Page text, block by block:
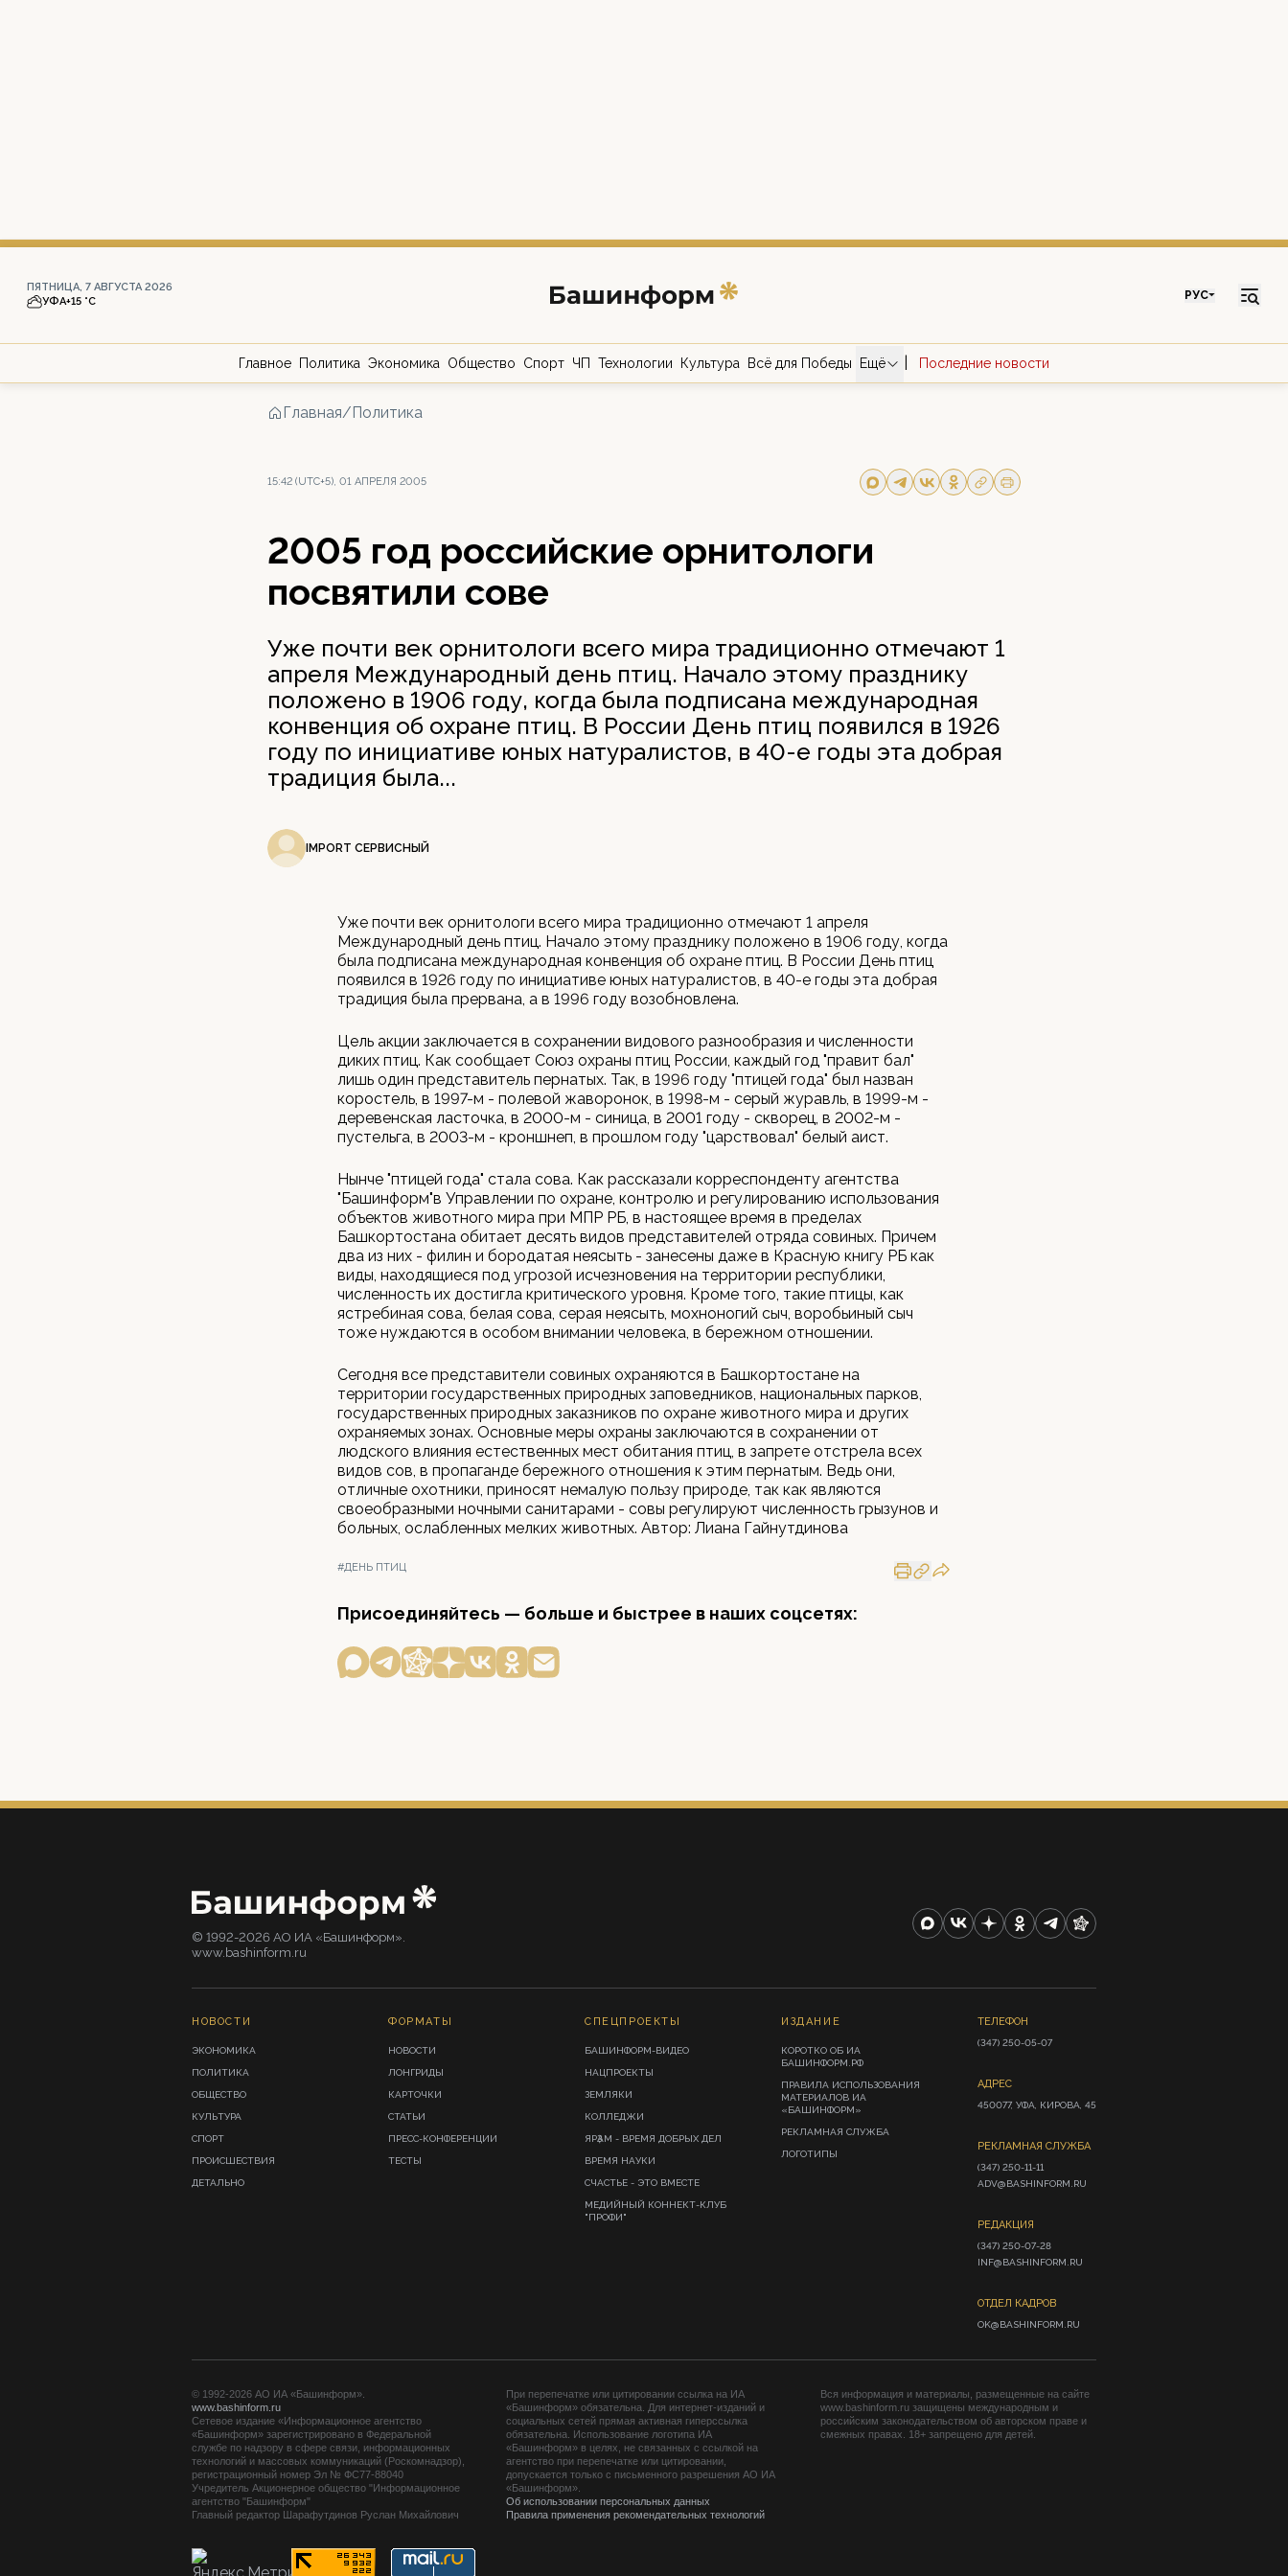
ПЯТНИЦА, 7 АВГУСТА 2026
УФА+15 °С РУС
Главное Политика Экономика Общество Спорт ЧП Технологии Культура Всё для Победы Ещё Последние новости
Главная/Политика
15:42 (UTC+5), 01 АПРЕЛЯ 2005
2005 год российские орнитологи
посвятили сове
Уже почти век орнитологи всего мира традиционно отмечают 1
апреля Международный день птиц. Начало этому празднику
положено в 1906 году, когда была подписана международная
конвенция об охране птиц. В России День птиц появился в 1926
году по инициативе юных натуралистов, в 40-е годы эта добрая
традиция была...
IMPORT СЕРВИСНЫЙ
Уже почти век орнитологи всего мира традиционно отмечают 1 апреля
Международный день птиц. Начало этому празднику положено в 1906 году, когда
была подписана международная конвенция об охране птиц. В России День птиц
появился в 1926 году по инициативе юных натуралистов, в 40-е годы эта добрая
традиция была прервана, а в 1996 году возобновлена.
Цель акции заключается в сохранении видового разнообразия и численности
диких птиц. Как сообщает Союз охраны птиц России, каждый год "правит бал"
лишь один представитель пернатых. Так, в 1996 году "птицей года" был назван
коростель, в 1997-м - полевой жаворонок, в 1998-м - серый журавль, в 1999-м -
деревенская ласточка, в 2000-м - синица, в 2001 году - скворец, в 2002-м -
пустельга, в 2003-м - кроншнеп, в прошлом году "царствовал" белый аист.
Нынче "птицей года" стала сова. Как рассказали корреспонденту агентства
"Башинформ"в Управлении по охране, контролю и регулированию использования
объектов животного мира при МПР РБ, в настоящее время в пределах
Башкортостана обитает десять видов представителей отряда совиных. Причем
два из них - филин и бородатая неясыть - занесены даже в Красную книгу РБ как
виды, находящиеся под угрозой исчезновения на территории республики,
численность их достигла критического уровня. Кроме того, такие птицы, как
ястребиная сова, белая сова, серая неясыть, мохноногий сыч, воробьиный сыч
тоже нуждаются в особом внимании человека, в бережном отношении.
Сегодня все представители совиных охраняются в Башкортостане на
территории государственных природных заповедников, национальных парков,
государственных природных заказников по охране животного мира и других
охраняемых зонах. Основные меры охраны заключаются в сохранении от
людского влияния естественных мест обитания птиц, в запрете отстрела всех
видов сов, в пропаганде бережного отношения к этим пернатым. Ведь они,
отличные охотники, приносят немалую пользу природе, так как являются
своеобразными ночными санитарами - совы регулируют численность грызунов и
больных, ослабленных мелких животных. Автор: Лиана Гайнутдинова
#ДЕНЬ ПТИЦ
Присоединяйтесь — больше и быстрее в наших соцсетях:
© 1992-2026 АО ИА «Башинформ».
www.bashinform.ru
НОВОСТИ
ЭКОНОМИКА
ПОЛИТИКА
ОБЩЕСТВО
КУЛЬТУРА
СПОРТ
ПРОИСШЕСТВИЯ
ДЕТАЛЬНО
ФОРМАТЫ
НОВОСТИ
ЛОНГРИДЫ
КАРТОЧКИ
СТАТЬИ
ПРЕСС-КОНФЕРЕНЦИИ
ТЕСТЫ
СПЕЦПРОЕКТЫ
БАШИНФОРМ-ВИДЕО
НАЦПРОЕКТЫ
ЗЕМЛЯКИ
КОЛЛЕДЖИ
ЯРҘАМ - ВРЕМЯ ДОБРЫХ ДЕЛ
ВРЕМЯ НАУКИ
СЧАСТЬЕ - ЭТО ВМЕСТЕ
МЕДИЙНЫЙ КОННЕКТ-КЛУБ
"ПРОФИ"
ИЗДАНИЕ
КОРОТКО ОБ ИА
БАШИНФОРМ.РФ
ПРАВИЛА ИСПОЛЬЗОВАНИЯ
МАТЕРИАЛОВ ИА
«БАШИНФОРМ»
РЕКЛАМНАЯ СЛУЖБА
ЛОГОТИПЫ
ТЕЛЕФОН
(347) 250-05-07
АДРЕС
450077, УФА, КИРОВА, 45
РЕКЛАМНАЯ СЛУЖБА
(347) 250-11-11
ADV@BASHINFORM.RU
РЕДАКЦИЯ
(347) 250-07-28
INF@BASHINFORM.RU
ОТДЕЛ КАДРОВ
OK@BASHINFORM.RU
© 1992-2026 АО ИА «Башинформ».
www.bashinform.ru
Сетевое издание «Информационное агентство
«Башинформ» зарегистрировано в Федеральной
службе по надзору в сфере связи, информационных
технологий и массовых коммуникаций (Роскомнадзор),
регистрационный номер Эл № ФС77-88040
Учредитель Акционерное общество "Информационное
агентство "Башинформ"
Главный редактор Шарафутдинов Руслан Михайлович
При перепечатке или цитировании ссылка на ИА
«Башинформ» обязательна. Для интернет-изданий и
социальных сетей прямая активная гиперссылка
обязательна. Использование логотипа ИА
«Башинформ» в целях, не связанных с ссылкой на
агентство при перепечатке или цитировании,
допускается только с письменного разрешения АО ИА
«Башинформ».
Об использовании персональных данных
Правила применения рекомендательных технологий
Вся информация и материалы, размещенные на сайте
www.bashinform.ru защищены международным и
российским законодательством об авторском праве и
смежных правах. 18+ запрещено для детей.